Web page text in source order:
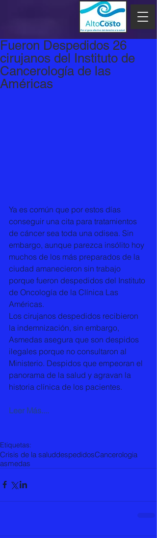
Fueron Despedidos 26
cirujanos del Instituto de
Cancerología de las
Américas
Ya es común que por estos días
conseguir una cita para tratamientos
de cáncer sea toda una odisea. Sin
embargo, aunque parezca insólito hoy
muchos de los más preparados de la
ciudad amanecieron sin trabajo
porque fueron despedidos del Instituto
de Oncología de la Clínica Las
Américas.
Los cirujanos despedidos recibieron
la indemnización, sin embargo,
Asmedas asegura que son despidos
ilegales porque no consultaron al
Ministerio. Despidos que empeoran el
panorama de la salud y agravan la
historia clínica de los pacientes.
Leer Más....
Etiquetas:
Crisis de la saluddespedidosCancerologia
asmedas